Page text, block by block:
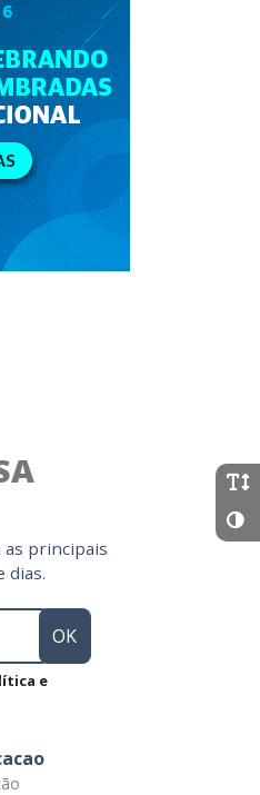
as principais
dias.
e